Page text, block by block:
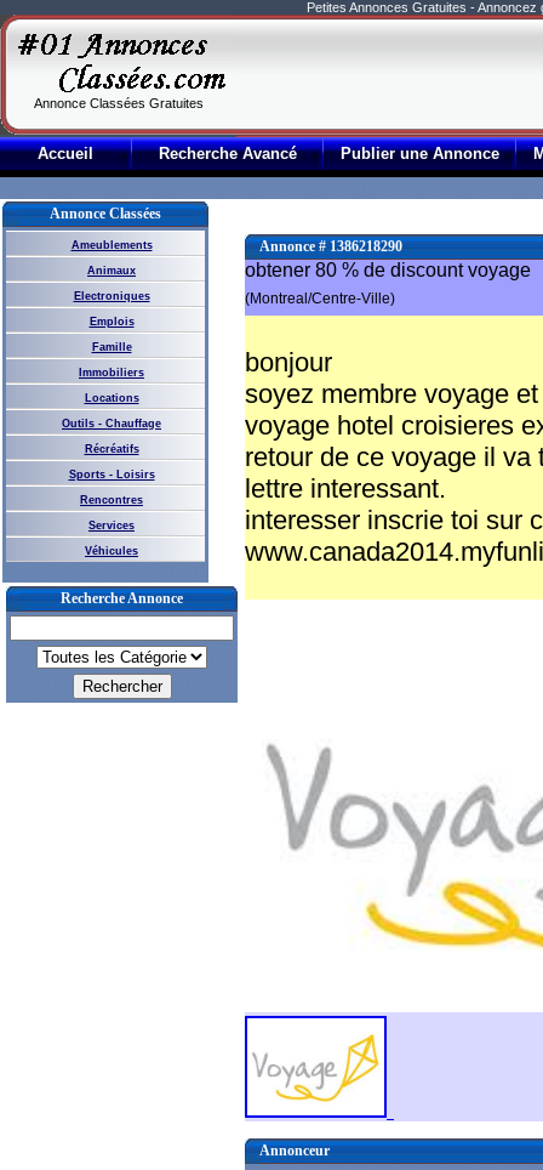
Petites Annonces Gratuites -
Annonce Classées Gratuites
Accueil Recherche Avancé Publier une Annonce
Annonce Classées
Ameublements
Animaux
Electroniques
Emplois
Famille
Immobiliers
Locations
Outils - Chauffage
Récréatifs
Sports - Loisirs
Rencontres
Services
Véhicules
Recherche Annonce
Annonce # 1386218290
obtener 80 % de discount voyage
(Montreal/Centre-Ville)
bonjour
soyez membre voyage
voyage hotel croisieres
retour de ce voyage il
lettre interessant.
interesser inscrie toi sur
Annonceur